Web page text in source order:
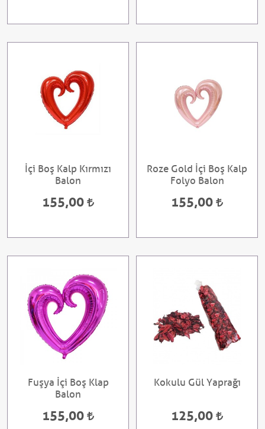
İçi Boş Kalp Kırmızı
Balon
155,00
Roze Gold İçi Boş Kalp
Folyo Balon
155,00
Fuşya İçi Boş Klap
Balon
155,00
Kokulu Gül Yaprağı
125,00